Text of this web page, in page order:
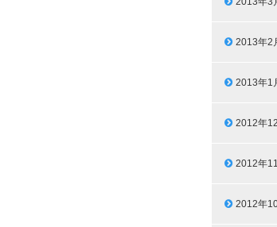
2013年2
2013年1
2012年
2012年
2012年